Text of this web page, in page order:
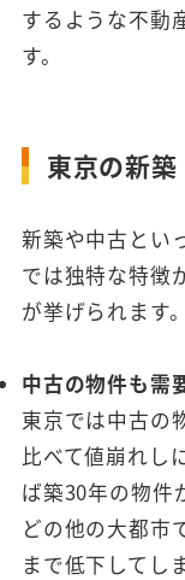
するような不動
す。
東京の新
新築や中古とい
では独特な特徴
が挙げられます。
中古の物件も需
東京では中古の
比べて値崩れし
ば築30年の物件
どの他の大都市
まで低下してし